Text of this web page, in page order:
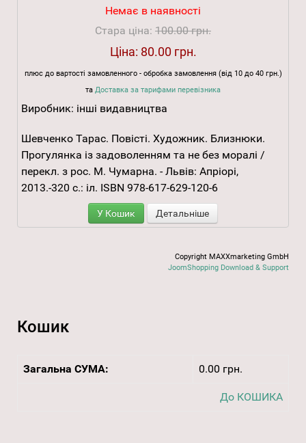
Немає в наявності
Стара ціна: 100.00 грн.
Ціна: 80.00 грн.
плюс до вартості замовленного - обробка замовлення (від 10 до 40 грн.)
та Доставка за тарифами перевізника
Виробник: інші видавництва
Шевченко Тарас. Повісті. Художник. Близнюки.
Прогулянка із задоволенням та не без моралі /
перекл. з рос. М. Чумарна. - Львів: Апріорі,
2013.-320 с.: іл. ISBN 978-617-629-120-6
У Кошик Детальніше
Copyright MAXXmarketing GmbH
JoomShopping Download & Support
Кошик
Загальна СУМА: 0.00 грн.
До КОШИКА